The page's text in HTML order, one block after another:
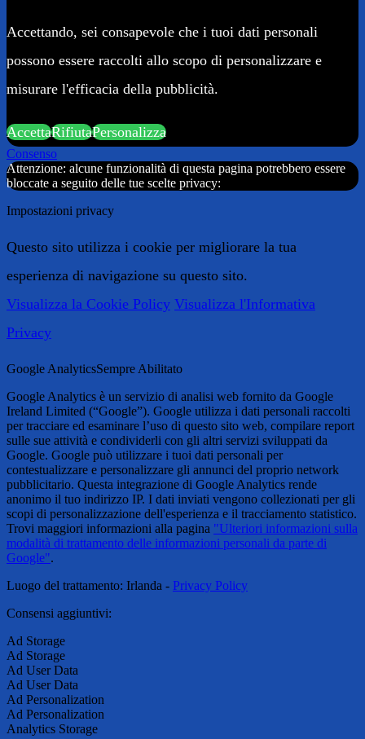
Accettando, sei consapevole che i tuoi dati personali
possono essere raccolti allo scopo di personalizzare e
misurare l'efficacia della pubblicità.
AccettaRifiutaPersonalizza
Consenso
Attenzione: alcune funzionalità di questa pagina potrebbero essere
bloccate a seguito delle tue scelte privacy:
Impostazioni privacy
Questo sito utilizza i cookie per migliorare la tua
esperienza di navigazione su questo sito.
Visualizza la Cookie Policy Visualizza l'Informativa
Privacy
Google AnalyticsSempre Abilitato
Google Analytics è un servizio di analisi web fornito da Google
Ireland Limited (“Google”). Google utilizza i dati personali raccolti
per tracciare ed esaminare l’uso di questo sito web, compilare report
sulle sue attività e condividerli con gli altri servizi sviluppati da
Google. Google può utilizzare i tuoi dati personali per
contestualizzare e personalizzare gli annunci del proprio network
pubblicitario. Questa integrazione di Google Analytics rende
anonimo il tuo indirizzo IP. I dati inviati vengono collezionati per gli
scopi di personalizzazione dell'esperienza e il tracciamento statistico.
Trovi maggiori informazioni alla pagina "Ulteriori informazioni sulla
modalità di trattamento delle informazioni personali da parte di
Google".
Luogo del trattamento: Irlanda - Privacy Policy
Consensi aggiuntivi:
Ad Storage
Ad Storage
Ad User Data
Ad User Data
Ad Personalization
Ad Personalization
Analytics Storage